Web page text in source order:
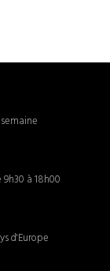
à 18h00
d'Europe